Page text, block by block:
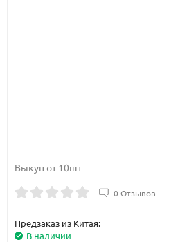
Выкуп от 10шт
0 Отзывов
Предзаказ из Китая:
В наличии